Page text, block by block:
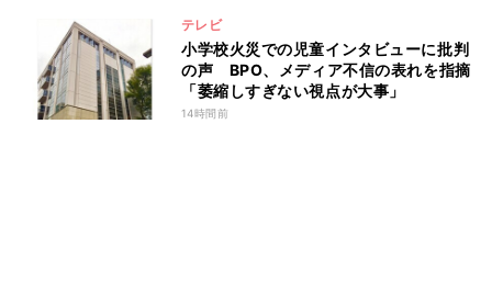
テレビ
小学校火災での児童インタビューに批判
の声 BPO、メディア不信の表れを指摘
「萎縮しすぎない視点が大事」
14時間前